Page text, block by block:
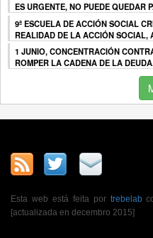
ES URGENTE, NO PUEDE QUEDAR
9ª ESCUELA DE ACCIÓN SOCIAL
REALIDAD DE LA ACCIÓN SOCIAL,
1 JUNIO, CONCENTRACIÓN
ROMPER LA CADENA DE LA
Esta web está feita por trebelab
[actualizada en decembro 2015]